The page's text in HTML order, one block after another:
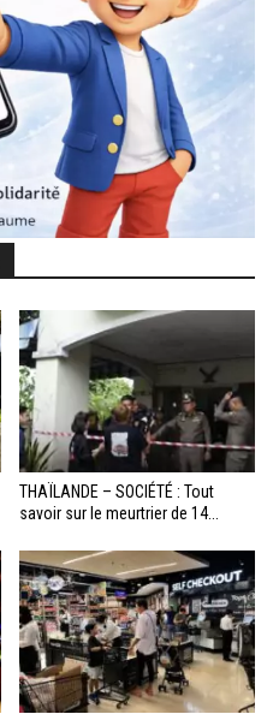
THAÏLANDE – SOCIÉTÉ : Tout
savoir sur le meurtrier de 14...